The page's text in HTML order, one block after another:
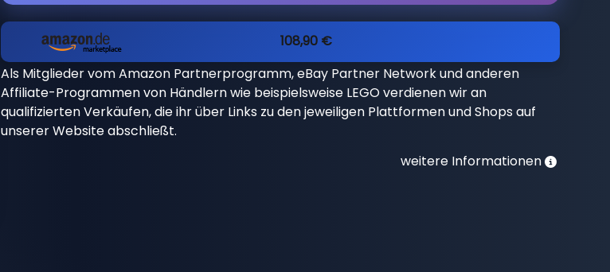
108,90 €
Als Mitglieder vom Amazon Partnerprogramm, eBay Partner Network und anderen
Affiliate-Programmen von Händlern wie beispielsweise LEGO verdienen wir an
qualifizierten Verkäufen, die ihr über Links zu den jeweiligen Plattformen und Shops auf
unserer Website abschließt.
weitere Informationen